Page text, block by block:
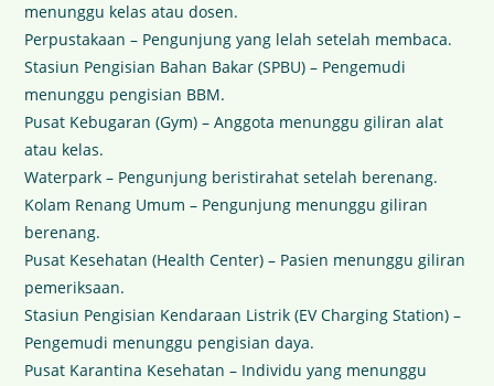
menunggu kelas atau dosen.
Perpustakaan – Pengunjung yang lelah setelah membaca.
Stasiun Pengisian Bahan Bakar (SPBU) – Pengemudi
menunggu pengisian BBM.
Pusat Kebugaran (Gym) – Anggota menunggu giliran alat
atau kelas.
Waterpark – Pengunjung beristirahat setelah berenang.
Kolam Renang Umum – Pengunjung menunggu giliran
berenang.
Pusat Kesehatan (Health Center) – Pasien menunggu giliran
pemeriksaan.
Stasiun Pengisian Kendaraan Listrik (EV Charging Station) –
Pengemudi menunggu pengisian daya.
Pusat Karantina Kesehatan – Individu yang menunggu